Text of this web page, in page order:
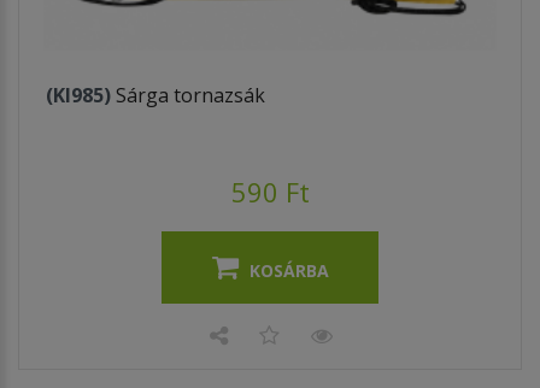
(KI985) Sárga tornazsák
590 Ft
KOSÁRBA